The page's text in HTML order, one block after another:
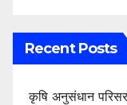
Recent Posts
कृषि अनुसंधान